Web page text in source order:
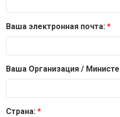
Ваша электронная почта:
Ваша Организация /
Страна: